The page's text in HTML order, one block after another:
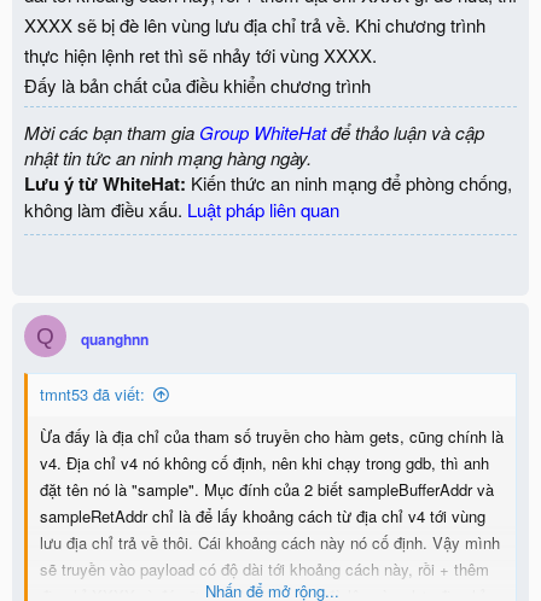
XXXX sẽ bị đè lên vùng lưu địa chỉ trả về. Khi chương trình
thực hiện lệnh ret thì sẽ nhảy tới vùng XXXX.
Đấy là bản chất của điều khiển chương trình
Mời các bạn tham gia Group WhiteHatđể thảo luận và cập
nhật tin tức an ninh mạng hàng ngày.
Lưu ý từ WhiteHat: Kiến thức an ninh mạng để phòng chống,
không làm điều xấu. Luật pháp liên quan
Q quanghnn
tmnt53 đã viết:
Ừa đấy là địa chỉ của tham số truyền cho hàm gets, cũng chính là
v4. Địa chỉ v4 nó không cố định, nên khi chạy trong gdb, thì anh
đặt tên nó là "sample". Mục đính của 2 biết sampleBufferAddr và
sampleRetAddr chỉ là để lấy khoảng cách từ địa chỉ v4 tới vùng
lưu địa chỉ trả về thôi. Cái khoảng cách này nó cố định. Vậy mình
sẽ truyền vào payload có độ dài tới khoảng cách này, rồi + thêm
địa chỉ XXXX gì đó nữa, thì XXXX sẽ bị đè lên vùng lưu địa chỉ
Nhấn để mở rộng...